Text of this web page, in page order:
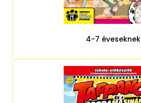
4-7 éveseknek